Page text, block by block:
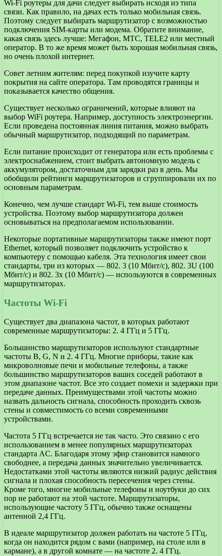
Wi-Fi роутеры для дачи следует выбирать исходя из типа
связи. Как правило, на дачах есть только мобильная связь.
Поэтому следует выбирать маршрутизатор с возможностью
подключения SIM-карты или модема. Обратите внимание,
какая связь здесь лучше: Мегафон, МТС, TELE2 или местный
оператор. В то же время может быть хорошая мобильная связь,
но очень плохой интернет.
Совет летним жителям: перед покупкой изучите карту
покрытия на сайте оператора. Там проводятся границы и
показывается качество общения.
Существует несколько ограничений, которые влияют на
выбор WiFi роутера. Например, доступность электроэнергии.
Если проведена постоянная линия питания, можно выбрать
обычный маршрутизатор, подходящий по параметрам.
Если питание происходит от генератора или есть проблемы с
электроснабжением, стоит выбрать автономную модель с
аккумулятором, достаточным для зарядки раз в день. Мы
обобщили рейтинги маршрутизаторов и сгруппировали их по
основным параметрам.
Конечно, чем лучше стандарт Wi-Fi, тем выше стоимость
устройства. Поэтому выбор маршрутизатора должен
основываться на предполагаемом использовании.
Некоторые портативные маршрутизаторы также имеют порт
Ethernet, который позволяет подключить устройство к
компьютеру с помощью кабеля. Эта технология имеет свои
стандарты, три из которых — 802. 3 (10 Мбит/с), 802. 3U (100
Мбит/с) и 802. 3x (10 Мбит/с) — используются в современных
маршрутизаторах.
Частоты Wi-Fi
Существует два диапазона частот, в которых работают
современные маршрутизаторы: 2. 4 ГГц и 5 ГГц.
Большинство маршрутизаторов используют стандартные
частоты B, G, N и 2. 4 ГГц. Многие приборы, такие как
микроволновые печи и мобильные телефоны, а также
большинство маршрутизаторов ваших соседей работают в
этом диапазоне частот. Все это создает помехи и задержки при
передаче данных. Преимуществами этой частоты можно
назвать дальность сигнала, способность проходить сквозь
стены и совместимость со всеми современными
устройствами.
Частота 5 ГГц встречается не так часто. Это связано с его
использованием в менее популярных маршрутизаторах
стандарта AC. Благодаря этому эфир становится намного
свободнее, а передача данных значительно увеличивается.
Недостатками этой частоты являются низкий радиус действия
сигнала и плохая способность пересечения через стены.
Кроме того, многие мобильные телефоны и ноутбуки до сих
пор не работают на этой частоте. Маршрутизаторы,
использующие частоту 5 ГГц, обычно также оснащены
антенной 2,4 ГГц.
В идеале маршрутизатор должен работать на частоте 5 ГГц,
когда он находится рядом с вами (например, на столе или в
кармане), а в другой комнате — на частоте 2. 4 ГГц.